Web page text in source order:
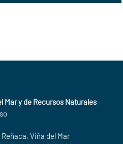
Mar y de Recursos Naturales
Reñaca, Viña del Mar